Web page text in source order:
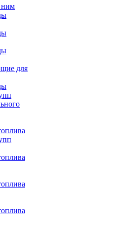
ним
для